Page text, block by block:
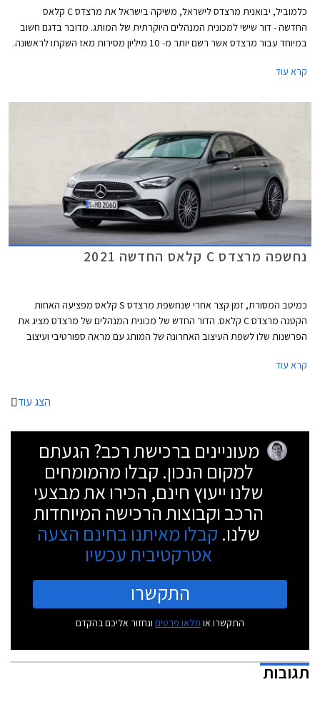
כלמוביל, יבואנית מרצדס לישראל, משיקה בישראל את מרצדס C קלאס
החדשה - דור שישי למכונית המנהלים היוקרתית של המותג. מדובר בדגם חשוב
במיוחד עבור מרצדס אשר רשם יותר מ- 10 מיליון מסירות מאז השקתו לראשונה.
קרא עוד
נחשפה מרצדס C קלאס החדשה 2021
כמיטב המסורת, זמן קצר אחרי שנחשפת מרצדס S קלאס מפציעה האחות
הקטנה מרצדס C קלאס. הדור החדש של מכונית המנהלים של מרצדס מציג את
הפרשנות שלו לשפת העיצוב האחרונה של המותג עם מראה ספורטיבי ועיצוב
עיצוב הדופן נקי עם קו מותניים מעודן ובתחתית הדלתות חגורה בולטת המעניקה
אף הוא מציג עיצוב נאה עם זנב ספורטיבי בזכות קורות C מסיביות וקו חלונות
קרא עוד
הצג עוד
מעוניינים ברכישת רכב? הגעתם
למקום הנכון. קבלו מהמומחים
שלנו ייעוץ חינם, הכירו את מבצעי
הרכב וקבוצות הרכישה המיוחדות
שלנו. קבלו מאיתנו בחינם הצעה
אטרקטיבית עכשיו
התקשרו
התקשרו או מלאו פרטים ונחזור אליכם בהקדם
תגובות